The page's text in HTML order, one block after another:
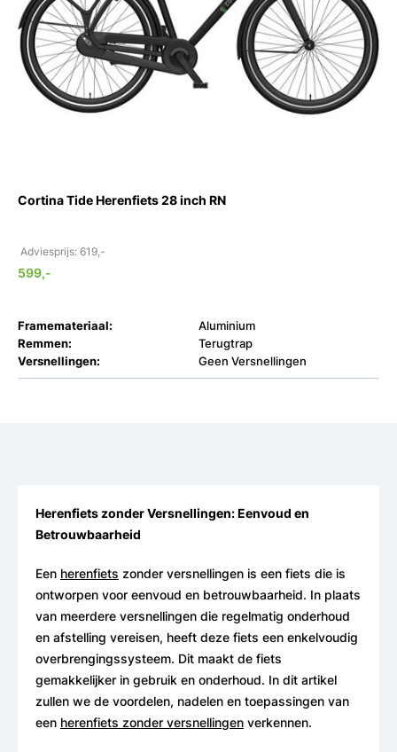
Cortina Tide Herenfiets 28 inch RN
Adviesprijs: 619,-
599,-
Framemateriaal:
Aluminium
Remmen:
Terugtrap
Versnellingen:
Geen Versnellingen
Herenfiets zonder Versnellingen: Eenvoud en
Betrouwbaarheid
Een herenfiets zonder versnellingen is een fiets die is
ontworpen voor eenvoud en betrouwbaarheid. In plaats
van meerdere versnellingen die regelmatig onderhoud
en afstelling vereisen, heeft deze fiets een enkelvoudig
overbrengingssysteem. Dit maakt de fiets
gemakkelijker in gebruik en onderhoud. In dit artikel
zullen we de voordelen, nadelen en toepassingen van
een herenfiets zonder versnellingen verkennen.